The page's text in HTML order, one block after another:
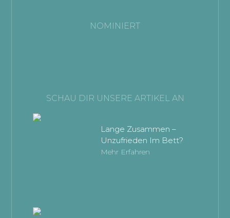
NOMINIERT
SCHAU DIR UNSERE ARTIKEL AN
Lange Zusammen –
Unzufrieden Im Bett?
Mehr Erfahren